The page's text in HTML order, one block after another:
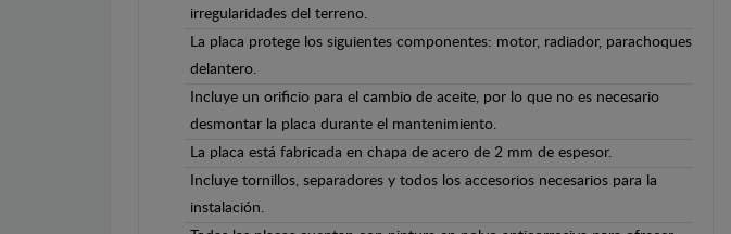
irregularidades del terreno.
La placa protege los siguientes componentes: motor, radiador, parachoques
delantero.
Incluye un orificio para el cambio de aceite, por lo que no es necesario
desmontar la placa durante el mantenimiento.
La placa está fabricada en chapa de acero de 2 mm de espesor.
Incluye tornillos, separadores y todos los accesorios necesarios para la
instalación.